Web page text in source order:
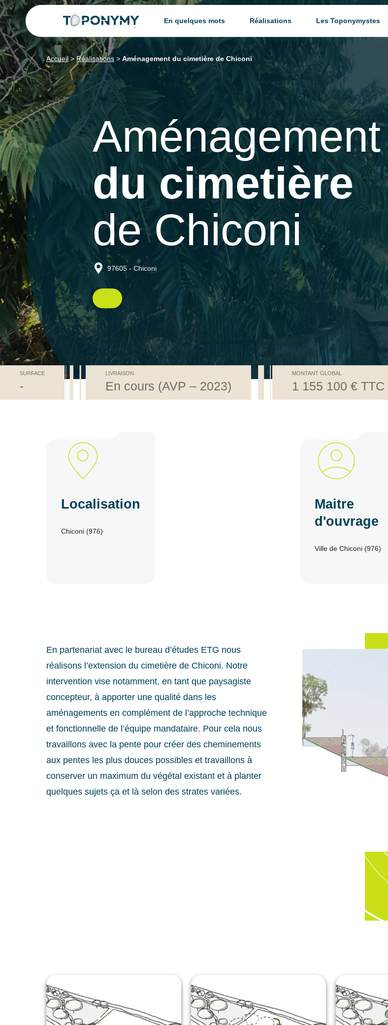
Skip
to
content
En quelques mots Réalisations Les Toponymystes
Accueil> Réalisations >Aménagement du cimetière de Chiconi
Aménagement
du cimetière
de Chiconi
97605 - Chiconi
SURFACE
-
LIVRAISON
En cours (AVP – 2023)
MONTANT GLOBAL
1 155 100 € TTC
Localisation
Chiconi (976)
Maitre
d'ouvrage
Ville de Chiconi (976)
En partenariat avec le bureau d’études ETG nous
réalisons l’extension du cimetière de Chiconi. Notre
intervention vise notamment, en tant que paysagiste
concepteur, à apporter une qualité dans les
aménagements en complément de l’approche technique
et fonctionnelle de l’équipe mandataire. Pour cela nous
travaillons avec la pente pour créer des cheminements
aux pentes les plus douces possibles et travaillons à
conserver un maximum du végétal existant et à planter
quelques sujets ça et là selon des strates variées.